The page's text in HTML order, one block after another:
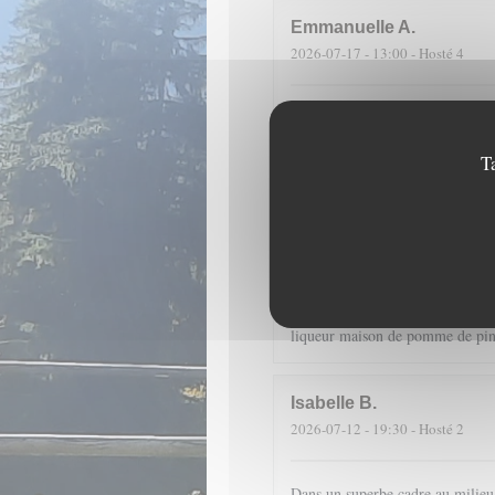
Emmanuelle A
2026-07-17 - 13:00 - Hosté 4
liqueur maison de pomme de
Isabelle B
2026-07-12 - 19:30 - Hosté 2